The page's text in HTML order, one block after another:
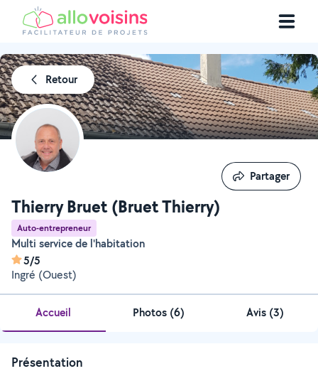
Retour
Thierry Bruet (Bruet Thierry)
Auto-entrepreneur
Multi service de l'habitation
5/5
Ingré (Ouest)
Partager
Partager
Accueil Photos (6) Avis (3)
Présentation